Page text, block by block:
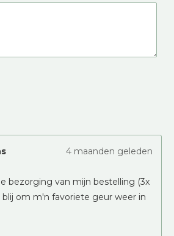
4 maanden geleden
bezorging van mijn bestelling (3x
blij om m'n favoriete geur weer in